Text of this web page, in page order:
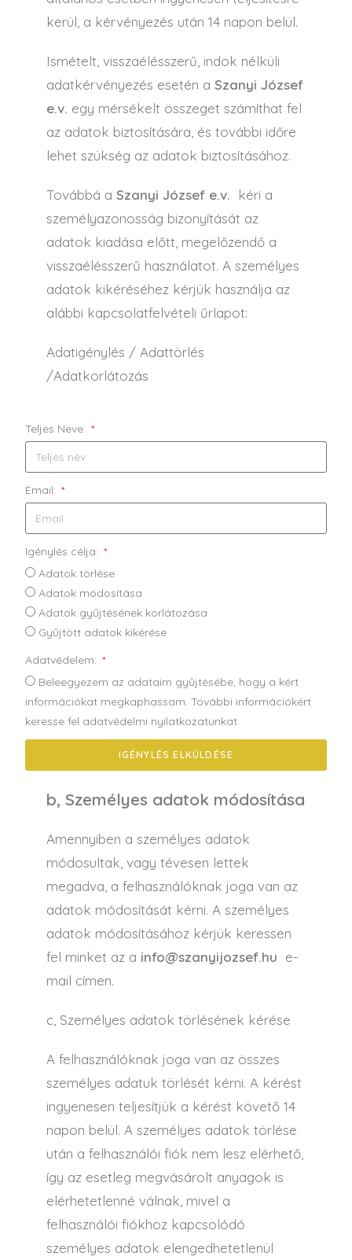
kerül, a kérvényezés után 14 napon belül.
Ismételt, visszaélésszerű, indok nélküli
adatkérvényezés esetén aSzanyi József
e.v. egy mérsékelt összeget számíthat fel
az adatok biztosítására, és további időre
lehet szükség az adatok biztosításához.
Továbbá aSzanyi József e.v. kéri a
személyazonosság bizonyítását az
adatok kiadása előtt, megelőzendő a
visszaélésszerű használatot. A személyes
adatok kikéréséhez kérjük használja az
alábbi kapcsolatfelvételi űrlapot:
Adatigénylés / Adattörlés
/Adatkorlátozás
Teljes Neve:
Email:
Igénylés célja:
Adatok törlése
Adatok módosítása
Adatok gyűjtésének korlátozása
Gyűjtött adatok kikérése
Adatvédelem:
Beleegyezem az adataim gyűjtésébe, hogy a kért
információkat megkaphassam. További információkért
keresse fel adatvédelmi nyilatkozatunkat.
IGÉNYLÉS ELKÜLDÉSE
b, Személyes adatok módosítása
Amennyiben a személyes adatok
módosultak, vagy tévesen lettek
megadva, a felhasználóknak joga van az
adatok módosítását kérni. A személyes
adatok módosításához kérjük keressen
fel minket az a info@szanyijozsef.hu e-
mail címen.
c, Személyes adatok törlésének kérése
A felhasználóknak joga van az összes
személyes adatuk törlését kérni. A kérést
ingyenesen teljesítjük a kérést követő 14
napon belül. A személyes adatok törlése
után a felhasználói fiók nem lesz elérhető,
így az esetleg megvásárolt anyagok is
elérhetetlenné válnak, mivel a
felhasználói fiókhoz kapcsolódó
személyes adatok elengedhetetlenül